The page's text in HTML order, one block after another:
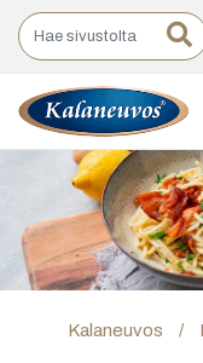
Kalaneuvos /